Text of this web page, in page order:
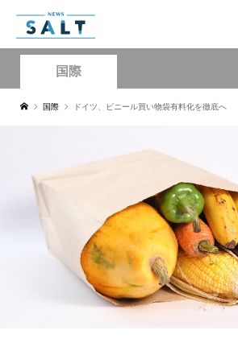
国際
国際 ドイツ、ビニール買い物袋有料化を徹底へ